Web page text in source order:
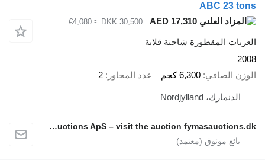
ABC 23 tons
DKK 30,500
≈ €4,080
العربات المقطورة شاحنة قلابة
2008
الوزن الصافي 6,300 كجم عدد المحاور 2
الدنمارك، Nordjylland
Fymas Auctions ApS – visit the auction fymasauctions.dk